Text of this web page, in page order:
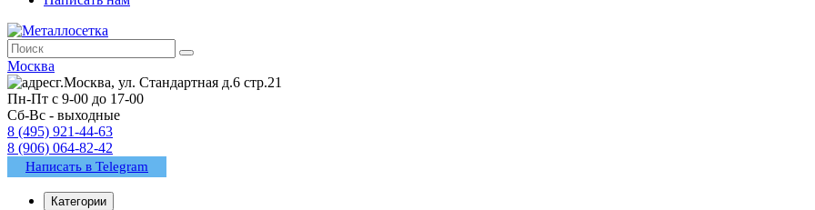
Москва
г.Москва, ул. Стандартная д.6 стр.21
Пн-Пт с 9-00 до 17-00
Сб-Вс - выходные
8 (495) 921-44-63
8 (906) 064-82-42
Написать в Telegram
Категории